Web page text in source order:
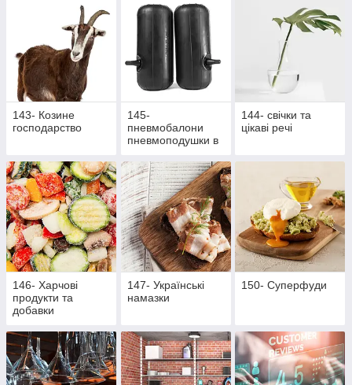
закупорщики
143- Козине
господарство
145-
пневмобалони
пневмоподушки в
144- свічки та
цікаві речі
146- Харчові
продукти та
добавки
147- Українські
намазки
150- Суперфуди